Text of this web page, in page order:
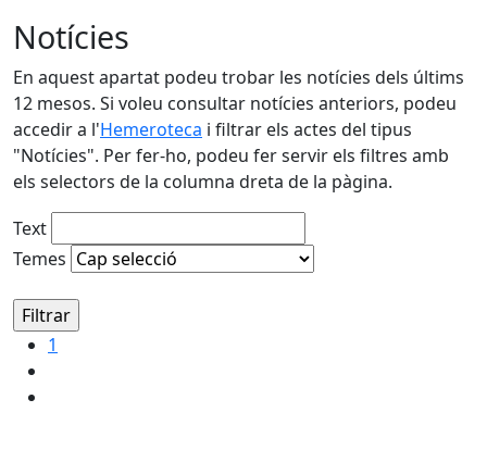
Notícies
En aquest apartat podeu trobar les notícies dels últims
12 mesos. Si voleu consultar notícies anteriors, podeu
accedir a l'Hemeroteca i filtrar els actes del tipus
"Notícies". Per fer-ho, podeu fer servir els filtres amb
els selectors de la columna dreta de la pàgina.
Text
Temes
1